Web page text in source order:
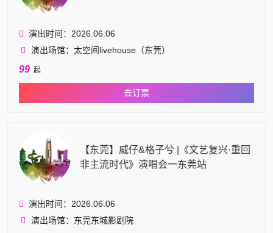
演出时间：2026.06.06
演出场馆：太空间livehouse（东莞）
99 起
去订票
【东莞】威仔&格子兮 |《文艺复兴·重回
非主流时代》演唱会一东莞站
演出时间：2026.06.06
演出场馆：东莞东城影剧院